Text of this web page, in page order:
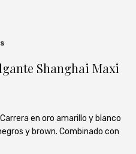
Shanghai Maxi
en oro amarillo y blanco
y brown. Combinado con